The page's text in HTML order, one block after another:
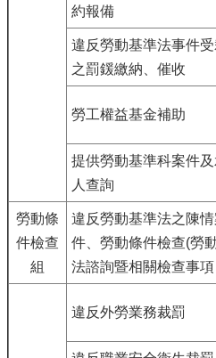
約報備
違反勞動基準法事件受
之罰鍰繳納、催收
勞工權益基金補助
提供勞動基準科案件
人查詢
勞動條
件檢查
組
違反勞動基準法之陳情
件、勞動條件檢查(勞
法諮詢暨相關檢查事項
違反外勞業務裁罰